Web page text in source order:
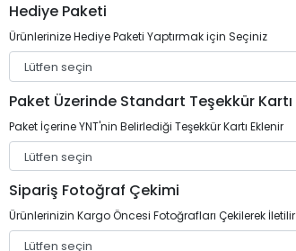
Hediye Paketi
Ürünlerinize Hediye Paketi Yaptırmak için Seçiniz
Paket Üzerinde Standart Teşekkür Kartı
Paket İçerine YNT'nin Belirlediği Teşekkür Kartı Eklenir
Sipariş Fotoğraf Çekimi
Ürünlerinizin Kargo Öncesi Fotoğrafları Çekilerek İletilir